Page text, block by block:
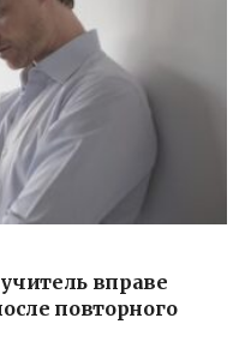
вправе
повторного